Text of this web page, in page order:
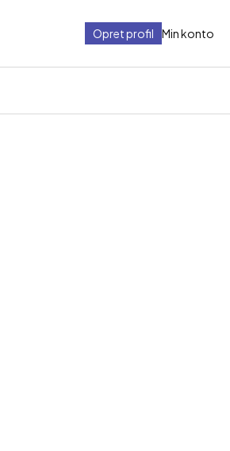
Min konto
Opret profil